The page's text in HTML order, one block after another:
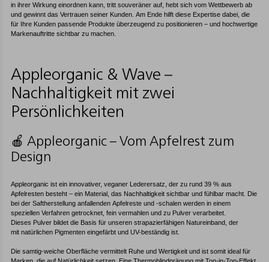
in ihrer Wirkung einordnen kann, tritt souveräner auf, hebt sich vom Wettbewerb ab
und gewinnt das Vertrauen seiner Kunden. Am Ende hilft diese Expertise dabei, die
für Ihre Kunden passende Produkte überzeugend zu positionieren – und hochwertige
Markenauftritte sichtbar zu machen.
Appleorganic & Wave –
Nachhaltigkeit mit zwei
Persönlichkeiten
🍎 Appleorganic – Vom Apfelrest zum
Design
Appleorganic ist ein innovativer, veganer Lederersatz, der zu rund 39 % aus
Apfelresten besteht – ein Material, das Nachhaltigkeit sichtbar und fühlbar macht. Die
bei der Saftherstellung anfallenden Apfelreste und -schalen werden in einem
speziellen Verfahren getrocknet, fein vermahlen und zu Pulver verarbeitet.
Dieses Pulver bildet die Basis für unseren strapazierfähigen Natureinband, der
mit natürlichen Pigmenten eingefärbt und UV-beständig ist.
Die samtig-weiche Oberfläche vermittelt Ruhe und Wertigkeit und ist somit ideal für
Marken, die auf Natürlichkeit setzen. Eine Thermoblindprägung mit Ton-in-Ton-Effekt